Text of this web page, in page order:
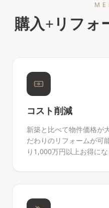
購入+リフォ
コスト削減
新築と比べて物件価格が
だわりのリフォームが可
り1,000万円以上お得にな